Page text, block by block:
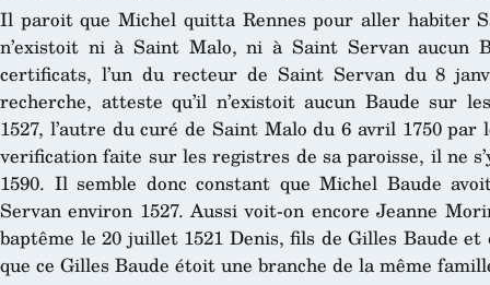
Il paroit que Michel quitta Rennes pour aller habiter
n’existoit ni à Saint Malo, ni à Saint Servan aucun
certificats, l’un du recteur de Saint Servan du 8
recherche, atteste qu’il n’existoit aucun Baude sur
1527, l’autre du curé de Saint Malo du 6 avril 1750 par
verification faite sur les registres de sa paroisse, il ne
1590. Il semble donc constant que Michel Baude
Servan environ 1527. Aussi voit-on encore Jeanne
baptême le 20 juillet 1521 Denis, fils de Gilles Baude
que ce Gilles Baude étoit une branche de la même